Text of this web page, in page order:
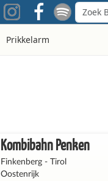
Prikkelarm
Kombibahn Penken
Finkenberg -Tirol
Oostenrijk